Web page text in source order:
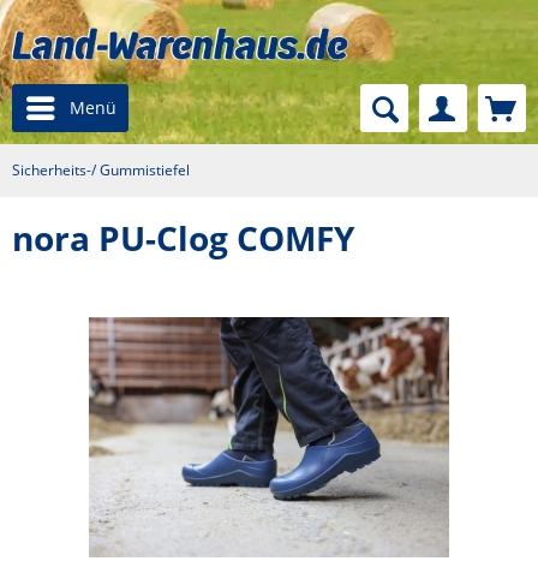
Menü
Sicherheits-/ Gummistiefel
nora PU-Clog COMFY